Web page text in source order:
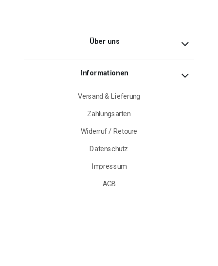
Über uns
Informationen
Versand & Lieferung
Zahlungsarten
Widerruf / Retoure
Datenschutz
Impressum
AGB